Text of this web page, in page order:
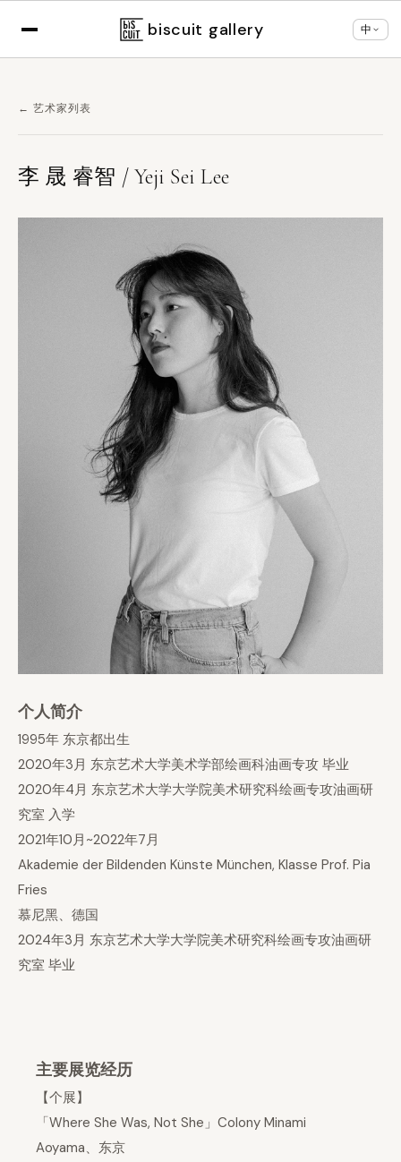
根据您的浏览器设置，正以 切换语言 ×
biscuit gallery 中
← 艺术家列表
李 晟 睿智 / Yeji Sei Lee
个人简介
1995年 东京都出生
2020年3月 东京艺术大学美术学部绘画科油画专攻 毕业
2020年4月 东京艺术大学大学院美术研究科绘画专攻油画研
究室 入学
2021年10月~2022年7月
Akademie der Bildenden Künste München, Klasse Prof. Pia
Fries
慕尼黑、德国
2024年3月 东京艺术大学大学院美术研究科绘画专攻油画研
究室 毕业
主要展览经历
【个展】
「Where She Was, Not She」Colony Minami
Aoyama、东京